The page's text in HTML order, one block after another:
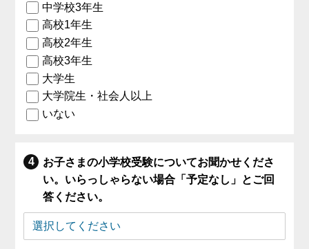
中学校3年生
高校1年生
高校2年生
高校3年生
大学生
大学院生・社会人以上
いない
お子さまの小学校受験についてお聞かせくださ
い。いらっしゃらない場合「予定なし」とご回
答ください。